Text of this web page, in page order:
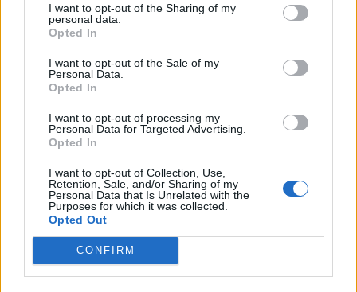
I want to opt-out of the Sharing of my
personal data.
Opted In
I want to opt-out of the Sale of my
Personal Data.
Opted In
I want to opt-out of processing my
Personal Data for Targeted Advertising.
Opted In
I want to opt-out of Collection, Use,
Retention, Sale, and/or Sharing of my
Personal Data that Is Unrelated with the
Purposes for which it was collected.
Opted Out
CONFIRM
CALCIO